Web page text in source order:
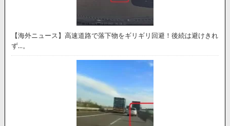
【海外ニュース】高速道路で落下物をギリギリ回避！後続は避けきれ
ず…。